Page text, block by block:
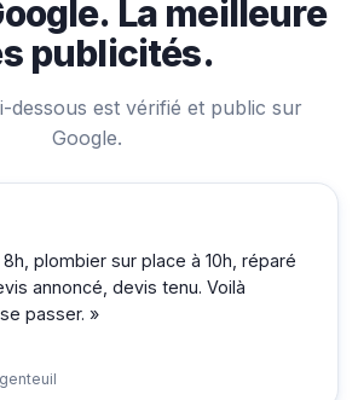
La meilleure
publicités.
dessous est vérifié et public sur
Google.
plombier sur place à 10h, réparé
annoncé, devis tenu. Voilà
passer. »